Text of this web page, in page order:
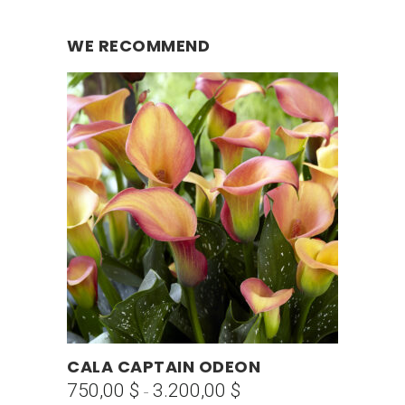
WE RECOMMEND
SELECCIONAR OPCIONES
producto
tiene
CALA CAPTAIN ODEON
750,00 $ - 3.200,00 $